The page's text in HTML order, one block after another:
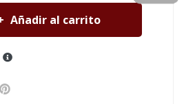
Añadir al carrito